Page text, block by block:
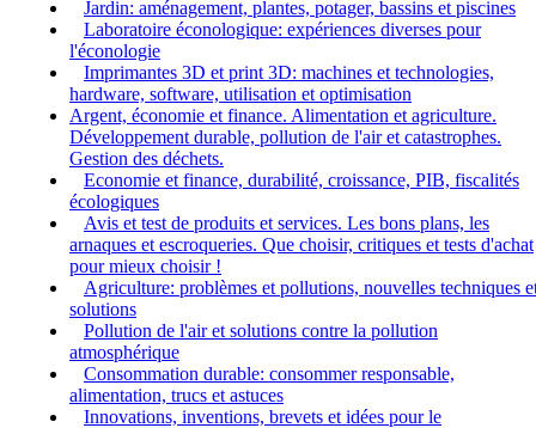
Jardin: aménagement, plantes, potager, bassins et piscines
Laboratoire éconologique: expériences diverses pour
l'éconologie
Imprimantes 3D et print 3D: machines et technologies,
hardware, software, utilisation et optimisation
Argent, économie et finance. Alimentation et agriculture.
Développement durable, pollution de l'air et catastrophes.
Gestion des déchets.
Economie et finance, durabilité, croissance, PIB, fiscalités
écologiques
Avis et test de produits et services. Les bons plans, les
arnaques et escroqueries. Que choisir, critiques et tests d'achat
pour mieux choisir !
Agriculture: problèmes et pollutions, nouvelles techniques
solutions
Pollution de l'air et solutions contre la pollution
atmosphérique
Consommation durable: consommer responsable,
alimentation, trucs et astuces
Innovations, inventions, brevets et idées pour le